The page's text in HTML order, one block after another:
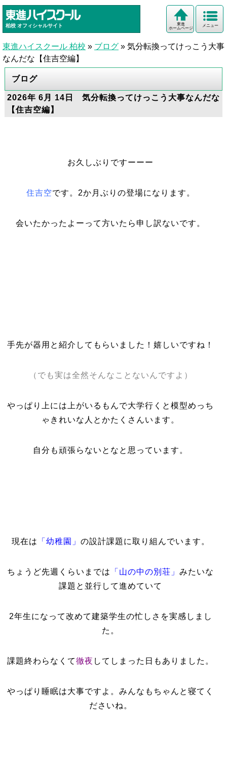
柏校 オフィシャルサイト メニュー
東進
ホームページ
東進ハイスクール 柏校 » ブログ » 気分転換ってけっこう大事
なんだな【住吉空編】
ブログ
2026年 6月 14日 気分転換ってけっこう大事なんだな
【住吉空編】
お久しぶりですーーー
住吉空です。2か月ぶりの登場になります。
会いたかったよーって方いたら申し訳ないです。
手先が器用と紹介してもらいました！嬉しいですね！
（でも実は全然そんなことないんですよ）
やっぱり上には上がいるもんで大学行くと模型めっち
ゃきれいな人とかたくさんいます。
自分も頑張らないとなと思っています。
現在は 「幼稚園」 の設計課題に取り組んでいます。
ちょうど先週くらいまでは 「山の中の別荘」みたいな
課題と並行して進めていて
2年生になって改めて建築学生の忙しさを実感しまし
た。
課題終わらなくて徹夜 してしまった日もありました。
やっぱり睡眠は大事ですよ。みんなもちゃんと寝てく
ださいね。